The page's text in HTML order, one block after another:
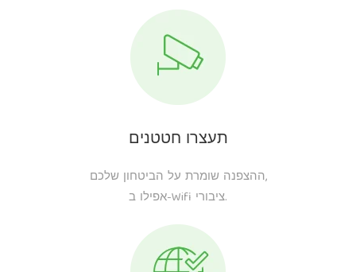
תעצרו חטטנים
ההצפנה שומרת על הביטחון שלכם,
אפילו ב-Wifi ציבורי.